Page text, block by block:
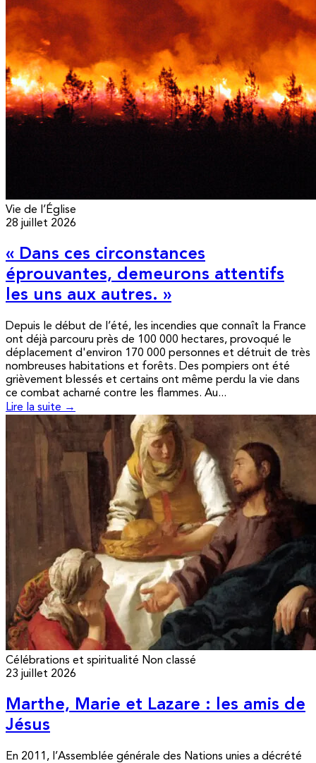
Vie de l’Église
28 juillet 2026
« Dans ces circonstances
éprouvantes, demeurons attentifs
les uns aux autres. »
Depuis le début de l’été, les incendies que connaît la France
ont déjà parcouru près de 100 000 hectares, provoqué le
déplacement d'environ 170 000 personnes et détruit de très
nombreuses habitations et forêts. Des pompiers ont été
grièvement blessés et certains ont même perdu la vie dans
ce combat acharné contre les flammes. Au...
Lire la suite →
Célébrations et spiritualité Non classé
23 juillet 2026
Marthe, Marie et Lazare : les amis de
Jésus
En 2011, l’Assemblée générale des Nations unies a décrété